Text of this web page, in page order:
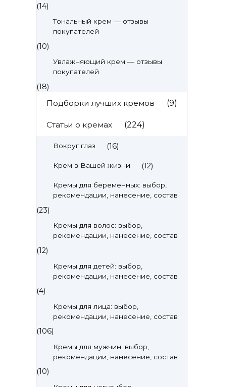
(14)
Тональный крем — отзывы
покупателей
(10)
Увлажняющий крем — отзывы
покупателей
(18)
Подборки лучших кремов (9)
Статьи о кремах (224)
Вокруг глаз (16)
Крем в Вашей жизни (12)
Кремы для беременных: выбор,
рекомендации, нанесение, состав
(23)
Кремы для волос: выбор,
рекомендации, нанесение, состав
(12)
Кремы для детей: выбор,
рекомендации, нанесение, состав
(4)
Кремы для лица: выбор,
рекомендации, нанесение, состав
(106)
Кремы для мужчин: выбор,
рекомендации, нанесение, состав
(10)